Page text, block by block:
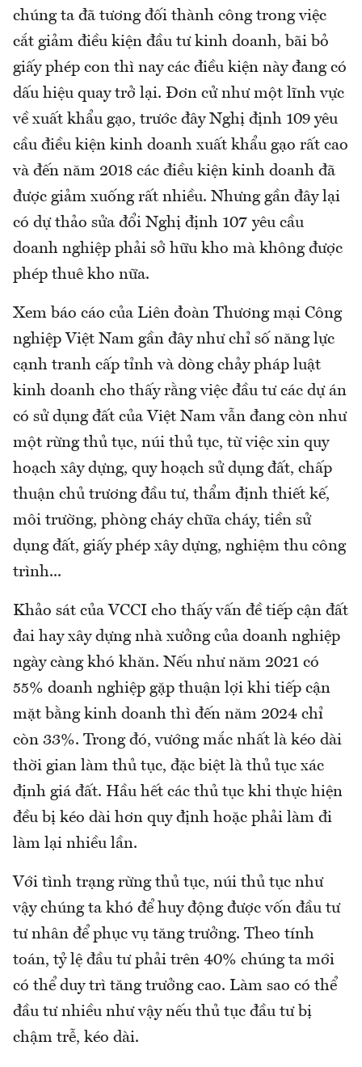
chúng ta đã tương đối thành công trong việc
cắt giảm điều kiện đầu tư kinh doanh, bãi bỏ
giấy phép con thì nay các điều kiện này đang có
dấu hiệu quay trở lại. Đơn cử như một lĩnh vực
về xuất khẩu gạo, trước đây Nghị định 109 yêu
cầu điều kiện kinh doanh xuất khẩu gạo rất cao
và đến năm 2018 các điều kiện kinh doanh đã
được giảm xuống rất nhiều. Nhưng gần đây lại
có dự thảo sửa đổi Nghị định 107 yêu cầu
doanh nghiệp phải sở hữu kho mà không được
phép thuê kho nữa.
Xem báo cáo của Liên đoàn Thương mại Công
nghiệp Việt Nam gần đây như chỉ số năng lực
cạnh tranh cấp tỉnh và dòng chảy pháp luật
kinh doanh cho thấy rằng việc đầu tư các dự án
có sử dụng đất của Việt Nam vẫn đang còn như
một rừng thủ tục, núi thủ tục, từ việc xin quy
hoạch xây dựng, quy hoạch sử dụng đất, chấp
thuận chủ trương đầu tư, thẩm định thiết kế,
môi trường, phòng cháy chữa cháy, tiền sử
dụng đất, giấy phép xây dựng, nghiệm thu công
trình...
Khảo sát của VCCI cho thấy vấn đề tiếp cận đất
đai hay xây dựng nhà xưởng của doanh nghiệp
ngày càng khó khăn. Nếu như năm 2021 có
55% doanh nghiệp gặp thuận lợi khi tiếp cận
mặt bằng kinh doanh thì đến năm 2024 chỉ
còn 33%. Trong đó, vướng mắc nhất là kéo dài
thời gian làm thủ tục, đặc biệt là thủ tục xác
định giá đất. Hầu hết các thủ tục khi thực hiện
đều bị kéo dài hơn quy định hoặc phải làm đi
làm lại nhiều lần.
Với tình trạng rừng thủ tục, núi thủ tục như
vậy chúng ta khó để huy động được vốn đầu tư
tư nhân để phục vụ tăng trưởng. Theo tính
toán, tỷ lệ đầu tư phải trên 40% chúng ta mới
có thể duy trì tăng trưởng cao. Làm sao có thể
đầu tư nhiều như vậy nếu thủ tục đầu tư bị
chậm trễ, kéo dài.